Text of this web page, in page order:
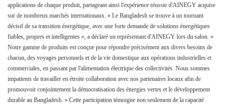
applications de chaque produit, partageant ainsi l'expérience réussie d'AINEGY acquise
sur de nombreux marchés internationaux. « Le Bangladesh se trouve à un tournant
décisif de sa transition énergétique, avec une forte demande de solutions énergétiques
fiables, propres et intelligentes », a déclaré un représentant d'AINEGY lors du salon. «
Notre gamme de produits est conçue pour répondre précisément aux divers besoins de
chacun, des voyages personnels et de la vie domestique aux opérations industrielles et
commerciales, en passant par l'alimentation électrique des collectivités. Nous sommes
impatients de travailler en étroite collaboration avec nos partenaires locaux afin de
promouvoir conjointement la démocratisation des énergies vertes et le développement
durable au Bangladesh. » Cette participation témoigne non seulement de la capacité